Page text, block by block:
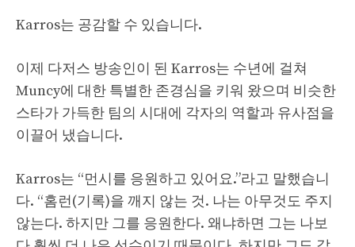
Karros는 공감할 수 있습니다.
이제 다저스 방송인이 된 Karros는 수년에 걸쳐
Muncy에 대한 특별한 존경심을 키워 왔으며 비슷한
스타가 가득한 팀의 시대에 각자의 역할과 유사점을
이끌어 냈습니다.
Karros는 “먼시를 응원하고 있어요.”라고 말했습니
다. “홈런(기록)을 깨지 않는 것. 나는 아무것도 주지
않는다. 하지만 그를 응원한다. 왜냐하면 그는 나보